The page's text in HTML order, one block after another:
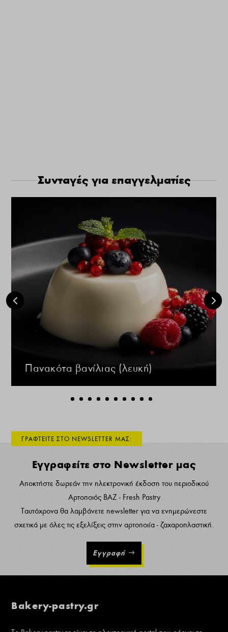
Συνταγές για επαγγελματίες
Πανακότα βανίλιας (λευκή)
ΓΡΑΦΤΕΙΤΕ ΣΤΟ NEWSLETTER ΜΑΣ:
Εγγραφείτε στο Newsletter μας
Αποκτήστε δωρεάν την ηλεκτρονική έκδοση του περιοδικού
Αρτοποιός ΒΑΖ - Fresh Pastry
Ταυτόχρονα θα λαμβάνετε newsletter για να ενημερώνεστε
σχετικά με όλες τις εξελίξεις στην αρτοποιία - ζαχαροπλαστική.
Εγγραφή
Bakery-pastry.gr